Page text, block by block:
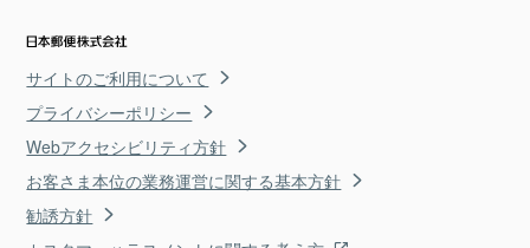
サイトのご利用について
プライバシーポリシー
Webアクセシビリティ方針
お客さま本位の業務運営に関する基本方針
勧誘方針